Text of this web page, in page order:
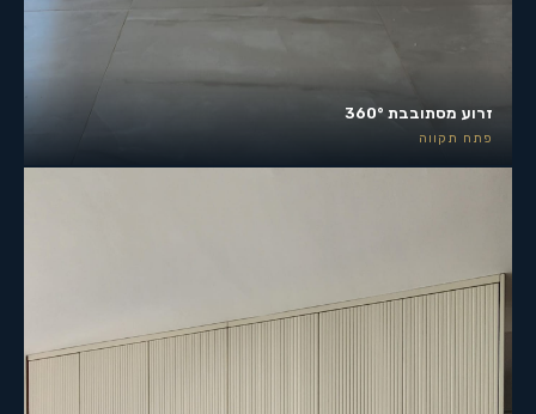
זרוע מסתובבת 360°
פתח תקווה